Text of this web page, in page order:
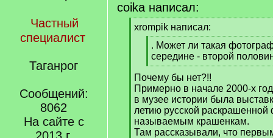
Частный
специалист
Таганрог
Сообщений:
8062
На сайте с
coika написал:
[xrompik написал:
q
]
. Может ли такая
середине - второй
[
/
q
]
Почему бы нет?!!
Примерно в начале 2000-х
в музее истории была
летию русской раскрашенной
называемым крашенкам.
Там рассказывали, что